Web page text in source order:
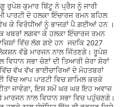
ਕੁਮਾਰ ਬਿੱਟੂ ਨੇ ਪ੍ਰੈਸ ਨੂੰ ਜਾਰੀ
ਪਾਰਟੀ ਦੇ ਹਲਕਾ ਇੰਚਾਰਜ ਰਮਨ ਬਹਿਲ
ਕੇ ਵਿਰੋਧੀਆਂ ਨੂੰ ਭਾਜੜਾਂ ਪੈ ਗਈਆਂ ਹਨ ।
ਖਬਰਾਂ ਲਗਵਾ ਕੇ ਹਲਕਾ ਇੰਚਾਰਜ ਰਮਨ
ਵਿੱਚ ਲੱਗ ਗਏ ਹਨ ਜਦਕਿ 2027
ਵੱਡੇ ਮਾਰਜਨ ਨਾਲ ਜਿੱਤਣਗੇ। ਰੂਪੇਸ਼
ਸਭਾ ਚੋਣਾਂ ਦੀ ਤਿਆਰੀ ਜ਼ੋਰਾ ਸ਼ੋਰਾਂ
ਵੱਖ ਵੱਖ ਭਾਈਚਾਰਿਆਂ ਦੇ ਮੋਹਤਬਰਾਂ
ਵਿੱਚ ਆਪ ਪਾਰਟੀ ਵਿਚ ਸ਼ਾਮਿਲ ਕਰਕੇ
ਜਾਵੇਗਾ, ਇਸ ਸਮੇਂ ਘਰ ਘਰ ਇਹ ਅਵਾਜ਼
ਨਾਲ ਵਿਧਾਨ ਸਭਾ ਵਿਚ ਪਹੁੰਚਣਗੇ।